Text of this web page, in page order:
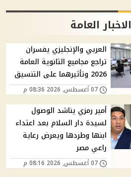
الاخبار العامة
العربي والإنجليزي يفسران
تراجع مجاميع الثانوية العامة
2026 وتأثيرهما على التنسيق
07 أغسطس, 2026 08:36 م
أمير رمزي يناشد الوصول
لسيدة دار السلام بعد اعتداء
ابنها وطردها ويعرض رعاية
راعي مصر
07 أغسطس, 2026 08:16 م